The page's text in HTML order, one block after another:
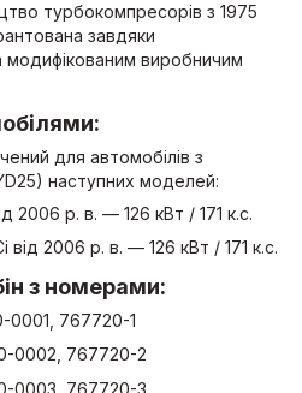
турбокомпресорів з 1975
завдяки
модифікованим виробничим
для автомобілів з
наступних моделей:
2006 р. в. — 126 кВт / 171 к.с.
від 2006 р. в. — 126 кВт / 171 к.с.
з номерами:
0001, 767720-1
0002, 767720-2
0003, 767720-3